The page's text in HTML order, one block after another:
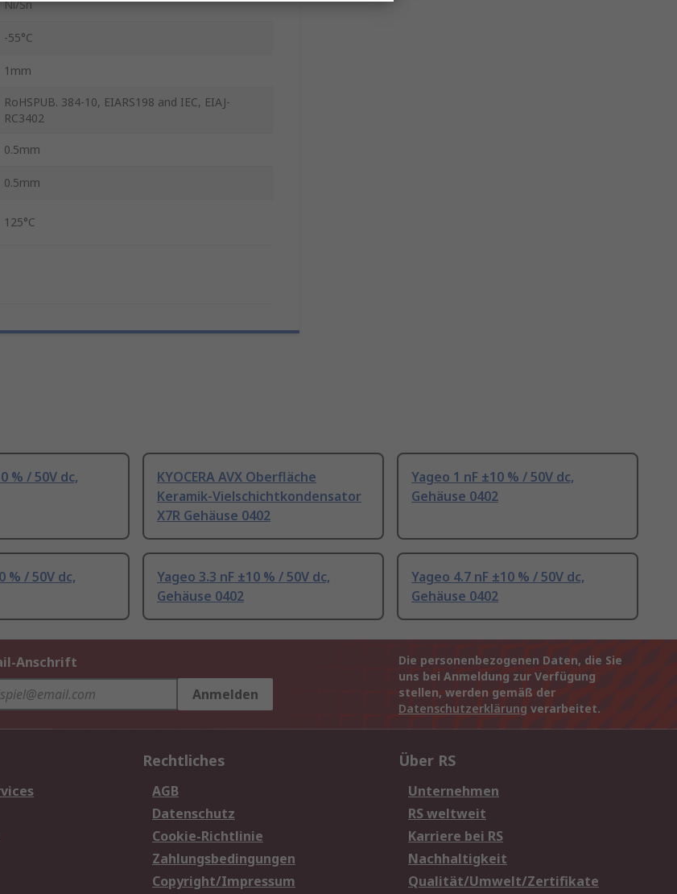
Ni/Sn
-55°C
1mm
RoHSPUB. 384-10, EIARS198 and IEC, EIAJ-
RC3402
0.5mm
0.5mm
125°C
% / 50V dc,
KYOCERA AVX Oberfläche
Keramik-Vielschichtkondensator
X7R Gehäuse 0402
Yageo 1 nF ±10 % / 50V dc,
Gehäuse 0402
% / 50V dc,
Yageo 3.3 nF ±10 % / 50V dc,
Gehäuse 0402
Yageo 4.7 nF ±10 % / 50V dc,
Gehäuse 0402
Anschrift
Anmelden
Die personenbezogenen Daten, die Sie
uns bei Anmeldung zur Verfügung
stellen, werden gemäß der
Datenschutzerklärung verarbeitet.
Rechtliches
AGB
Datenschutz
Cookie-Richtlinie
Zahlungsbedingungen
Copyright/Impressum
Über RS
Unternehmen
RS weltweit
Karriere bei RS
Nachhaltigkeit
Qualität/Umwelt/Zertifikate